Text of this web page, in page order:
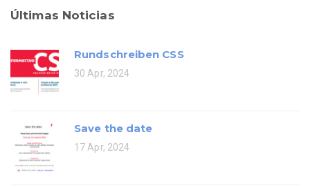
Últimas Noticias
Rundschreiben CSS
30 Apr, 2024
Save the date
17 Apr, 2024